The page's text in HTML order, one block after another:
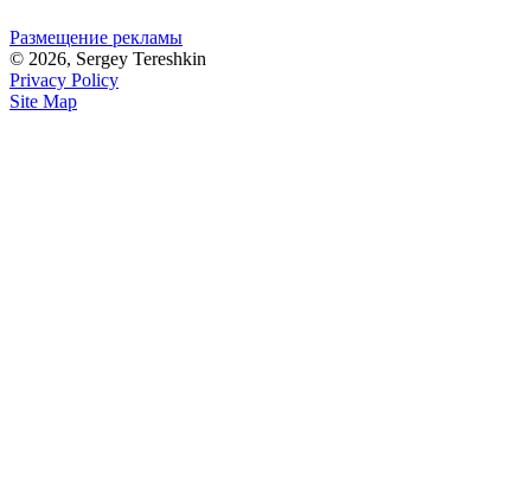
Размещение рекламы
© 2026, Sergey Tereshkin
Privacy Policy
Site Map